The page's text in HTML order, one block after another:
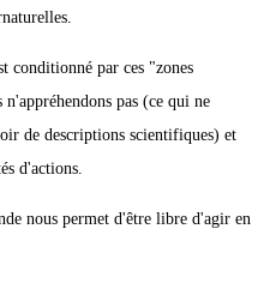
conditionné par ces "zones
pas (ce qui ne
de descriptions scientifiques) et
d'actions.
nous permet d'être libre d'agir en